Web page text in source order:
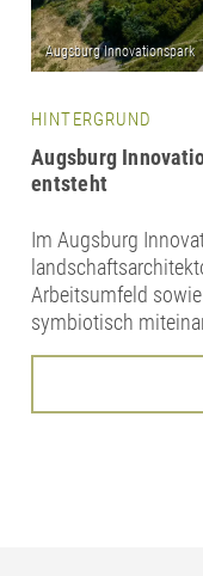
HINTERGRUND
Augsburg
entsteht
Im Augsburg
Arbeitsumfeld
symbiotisch